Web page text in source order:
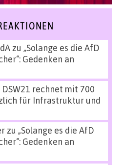
zu „Solange es die AfD
Gedenken an
DSW21 rechnet mit 700
für Infrastruktur und
zu „Solange es die AfD
Gedenken an